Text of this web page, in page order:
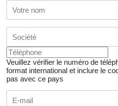
Veuillez vérifier le numéro de
format international et inclure le
pas avec ce pays